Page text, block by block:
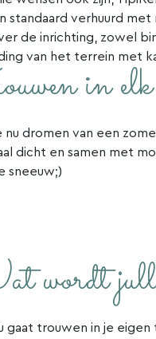
standaard verhuurd met
de inrichting, zowel
van het terrein met
in elk
nu dromen van een
dicht en samen met
sneeuw;)
wordt
gaat trouwen in je